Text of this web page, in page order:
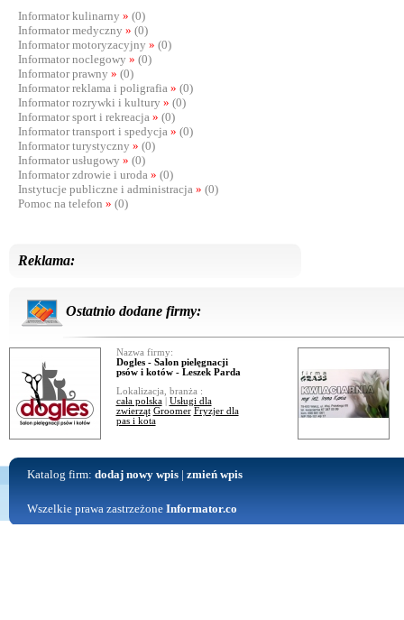
Informator kulinarny » (0)
Informator medyczny » (0)
Informator motoryzacyjny » (0)
Informator noclegowy » (0)
Informator prawny » (0)
Informator reklama i poligrafia » (0)
Informator rozrywki i kultury » (0)
Informator sport i rekreacja » (0)
Informator transport i spedycja » (0)
Informator turystyczny » (0)
Informator usługowy » (0)
Informator zdrowie i uroda » (0)
Instytucje publiczne i administracja » (0)
Pomoc na telefon » (0)
Reklama:
Ostatnio dodane firmy:
Nazwa firmy:
Dogles - Salon pielęgnacji
psów i kotów - Leszek Parda
Lokalizacja, branża :
cała polska| Usługi dla
zwierząt Groomer Fryzjer dla
pas i kota
Katalog firm: dodaj nowy wpis| zmień wpis
Wszelkie prawa zastrzeżone Informator.co